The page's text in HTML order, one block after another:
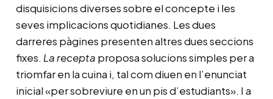
disquisicions diverses sobre el concepte i les
seves implicacions quotidianes. Les dues
darreres pàgines presenten altres dues seccions
fixes. La recepta proposa solucions simples per a
triomfar en la cuina i, tal com diuen en l’enunciat
inicial «per sobreviure en un pis d’estudiants». I a